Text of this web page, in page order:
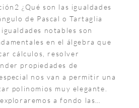
¿Qué son las igualdades
de Pascal o Tartaglia
notables son
en el álgebra que
cálculos, resolver
propiedades de
nos van a permitir una
polinomios muy elegante.
a fondo las…